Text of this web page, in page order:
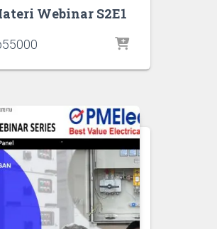
Webinar S2E1
55000